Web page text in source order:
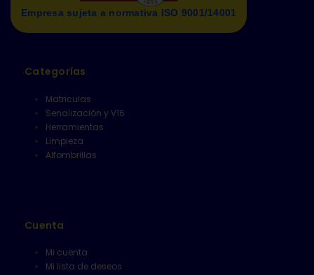
Empresa sujeta a normativa ISO 9001/14001
Categorías
Matriculas
Senalización y V16
Herramientas
Limpieza
Alfombrillas
Cuenta
Mi cuenta
Mi lista de deseos